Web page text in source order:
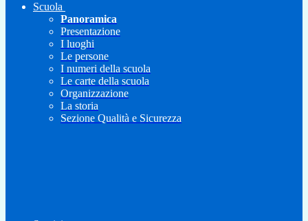
Scuola
Panoramica
Presentazione
I luoghi
Le persone
I numeri della scuola
Le carte della scuola
Organizzazione
La storia
Sezione Qualità e Sicurezza